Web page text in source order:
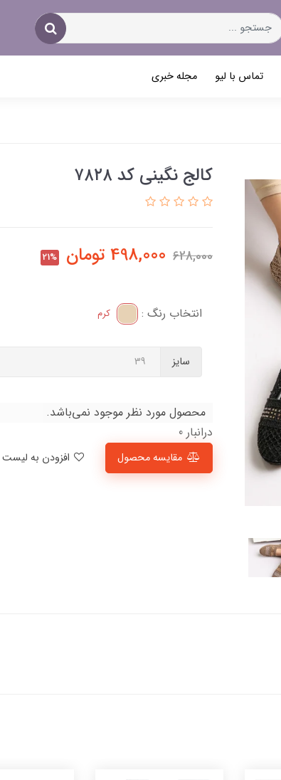
تماس با لیو مجله خبری
کالج نگینی کد ۷۸۲۸
628,000
498,000 تومان 21%
انتخاب رنگ : کرم
سایز
محصول مورد نظر موجود نمی‌باشد.
درانبار 0
مقایسه محصول